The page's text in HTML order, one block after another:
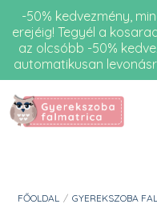
-50% kedvezmény,
erejéig! Tegyél a
az olcsóbb -50%
automatikusan
FŐOLDAL / GYEREKSZOBA